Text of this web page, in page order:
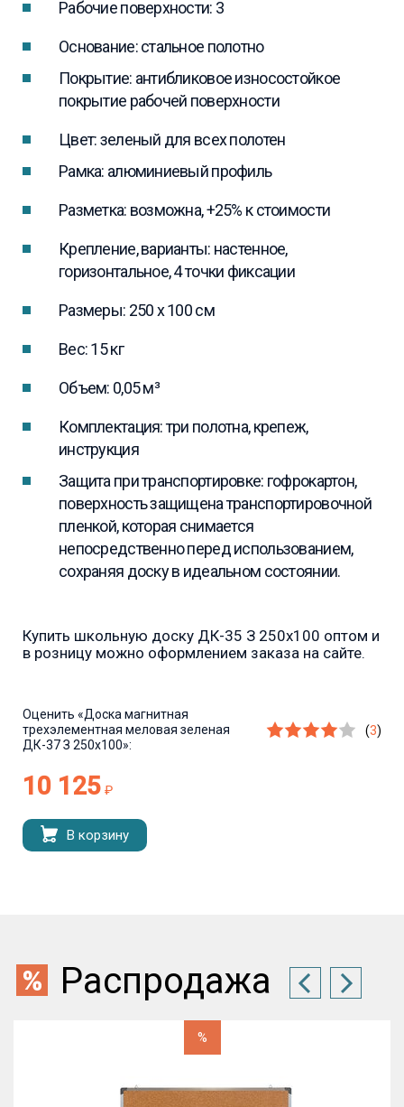
Рабочие поверхности: 3
Основание: стальное полотно
Покрытие: антибликовое износостойкое
покрытие рабочей поверхности
Цвет: зеленый для всех полотен
Рамка: алюминиевый профиль
Разметка: возможна, +25% к стоимости
Крепление, варианты: настенное,
горизонтальное, 4 точки фиксации
Размеры: 250 x 100 см
Вес: 15 кг
Объем: 0,05 м³
Комплектация: три полотна, крепеж,
инструкция
Защита при транспортировке: гофрокартон,
поверхность защищена транспортировочной
пленкой, которая снимается
непосредственно перед использованием,
сохраняя доску в идеальном состоянии.
Купить школьную доску ДК-35 З 250х100 оптом и
в розницу можно оформлением заказа на сайте.
Оценить «Доска магнитная
трехэлементная меловая зеленая
ДК-37 З 250х100»:
(3)
10 125 ₽
В корзину
Распродажа